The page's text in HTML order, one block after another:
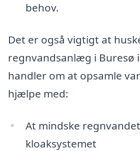
behov.
Det er også vigtigt at
regnvandsanlæg i Buresø
handler om at opsamle
hjælpe med:
At mindske
kloaksystemet